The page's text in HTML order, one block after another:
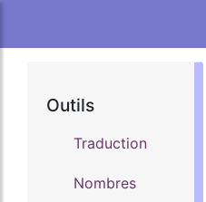
Outils
Traduction
Nombres